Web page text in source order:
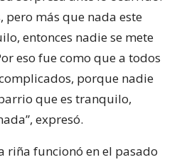
pero más que nada este
entonces nadie se mete
eso fue como que a todos
porque nadie
que es tranquilo,
expresó.
riña funcionó en el pasado